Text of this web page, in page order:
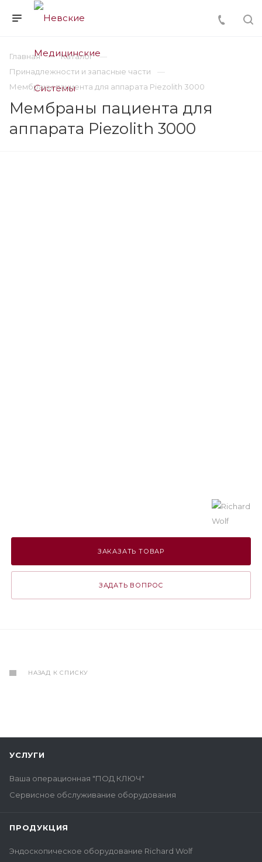
Главная
Каталог
Принадлежности и запасные части
Мембраны пациента для аппарата Piezolith 3000
Мембраны пациента для
аппарата Piezolith 3000
ЗАКАЗАТЬ ТОВАР
ЗАДАТЬ ВОПРОС
НАЗАД К СПИСКУ
УСЛУГИ
Ваша операционная "ПОД КЛЮЧ"
Сервисное обслуживание оборудования
ПРОДУКЦИЯ
Эндоскопическое оборудование Richard Wolf